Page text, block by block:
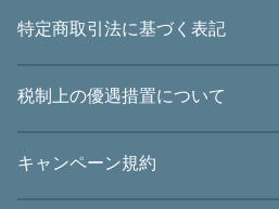
特定商取引法に基づく表記
税制上の優遇措置について
キャンペーン規約